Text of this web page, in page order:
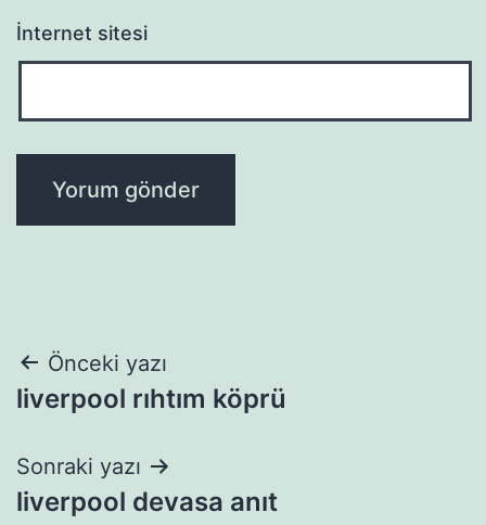
İnternet sitesi
Yazı
gezinmesi
Önceki yazı
liverpool rıhtım köprü
Sonraki yazı
liverpool devasa anıt